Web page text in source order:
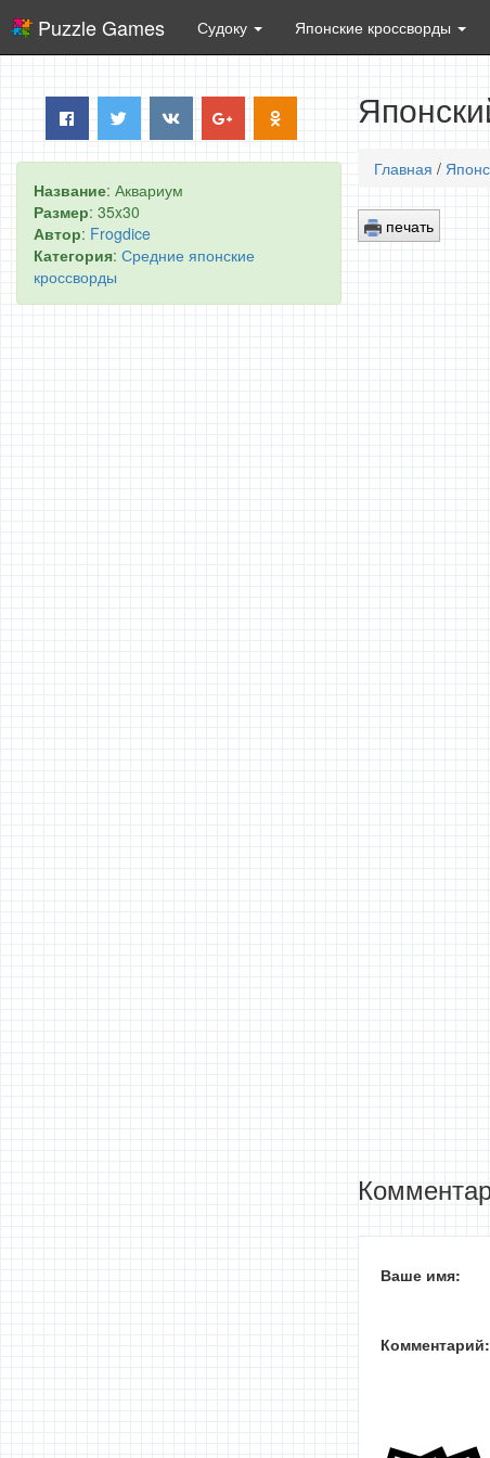
Puzzle Games Судоку Японские кроссворды
Название: Аквариум
Размер: 35x30
Автор: Frogdice
Категория: Средние японские
кроссворды
Главная /
печать
Ваше имя:
Комментарий: